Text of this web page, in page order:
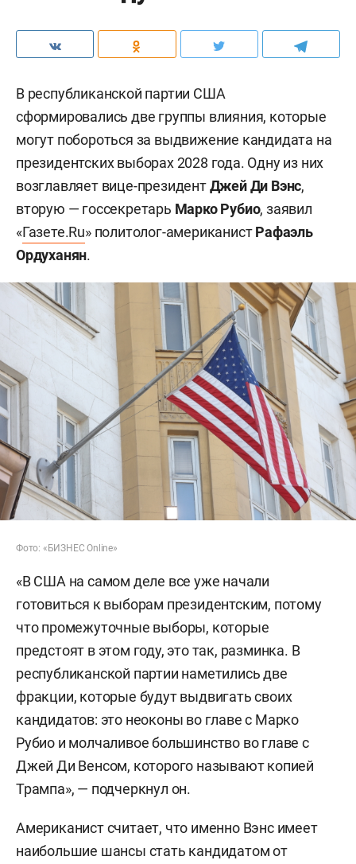
В республиканской партии США
сформировались две группы влияния, которые
могут побороться за выдвижение кандидата на
президентских выборах 2028 года. Одну из них
возглавляет вице-президентДжей Ди Вэнс,
вторую — госсекретарь Марко Рубио, заявил
«Газете.Ru» политолог-американистРафаэль
Ордуханян.
Фото: «БИЗНЕС Online»
«В США на самом деле все уже начали
готовиться к выборам президентским, потому
что промежуточные выборы, которые
предстоят в этом году, это так, разминка. В
республиканской партии наметились две
фракции, которые будут выдвигать своих
кандидатов: это неоконы во главе с Марко
Рубио и молчаливое большинство во главе с
Джей Ди Венсом, которого называют копией
Трампа», — подчеркнул он.
Американист считает, что именно Вэнс имеет
наибольшие шансы стать кандидатом от